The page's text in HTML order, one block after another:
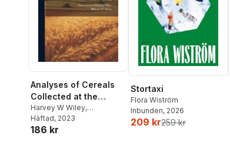
Analyses of Cereals
Collected at the
World's Columbian
Exposition, and
Comparisons With
Harvey W Wiley,
Government Priniting
Office
Häftad, 2023
186 kr
Stortaxi
Flora Wiström
Inbunden, 2026
209 kr259 kr